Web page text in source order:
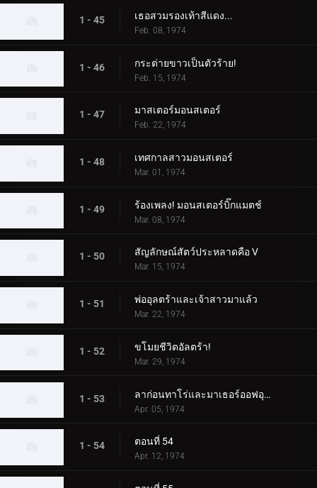
1 - 45 เธอสวมรองเท้าสีแดง...
Feb. 08, 1974
1 - 46 กระต่ายขาวเป็นตัวร้าย!
Feb. 15, 1974
1 - 47 มาสเตอร์มอนสเตอร์
Feb. 22, 1974
1 - 48 เทศกาลสาวมอนสเตอร์
Mar. 01, 1974
1 - 49 ร้องเพลง! มอนสเตอร์บิ๊กแมตช์
Mar. 08, 1974
1 - 50 สัญลักษณ์สัตว์ประหลาดคือ V
Mar. 15, 1974
1 - 51 พ่ออุลตร้าและเจ้าสาวมาแล้ว
Mar. 22, 1974
1 - 52 ขโมยชีวิตอัลตร้า!
Mar. 29, 1974
1 - 53 ลาก่อนทาโร่และมาเธอร์ออฟอุลตร้า!
Apr. 05, 1974
1 - 54 ตอนที่ 54
Apr. 12, 1974